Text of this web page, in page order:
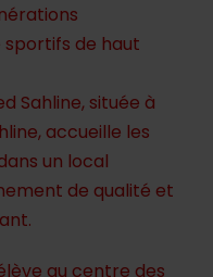
sportifs de haut
Sahline, située à
accueille les
un local
de qualité et
au centre des